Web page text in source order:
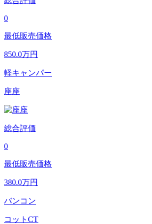
0
最低販売価格
850.0万円
軽キャンパー
座座
総合評価
0
最低販売価格
380.0万円
バンコン
コットCT